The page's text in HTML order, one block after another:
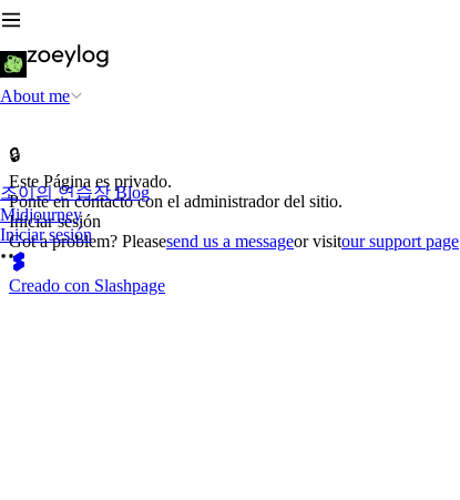
About me
조이의 연습장 Blog
Midjourney
Iniciar sesión
🔒
Este Página es privado.
Ponte en contacto con el administrador del sitio.
Iniciar sesión
Got a problem? Pleasesend us a messageor visitour support page
Creado con Slashpage